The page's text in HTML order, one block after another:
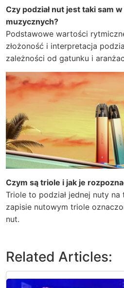
Czy podział nut jest taki sam
muzycznych?
Podstawowe wartości
złożoność i interpretacja
zależności od gatunku i
Czym są triole i jak je
Triole to podział jednej nuty
zapisie nutowym triole
nut.
Related Articles: